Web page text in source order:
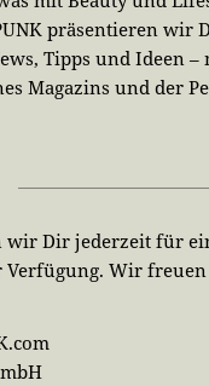
präsentieren wir
Tipps und Ideen –
Magazins und der
wir Dir jederzeit für
Verfügung. Wir